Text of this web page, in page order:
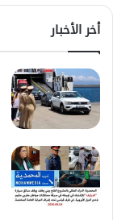
أخر الأخبار